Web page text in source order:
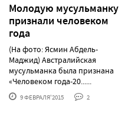
Молодую мусульманку
признали человеком
года
(На фото: Ясмин Абдель-
Маджид) Австралийская
мусульманка была признана
«Человеком года-20......
9 ФЕВРАЛЯ'2015 2